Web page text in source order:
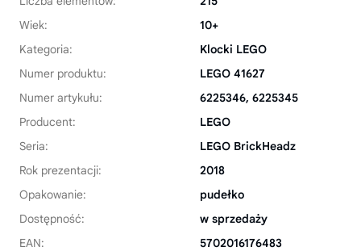
Wiek:
10+
Kategoria:
Klocki LEGO
Numer produktu:
LEGO 41627
Numer artykułu:
6225346, 6225345
Producent:
LEGO
Seria:
LEGO BrickHeadz
Rok prezentacji:
2018
Opakowanie:
pudełko
Dostępność:
w sprzedaży
EAN:
5702016176483